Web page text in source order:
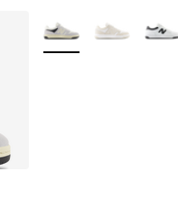
Plus de couleurs